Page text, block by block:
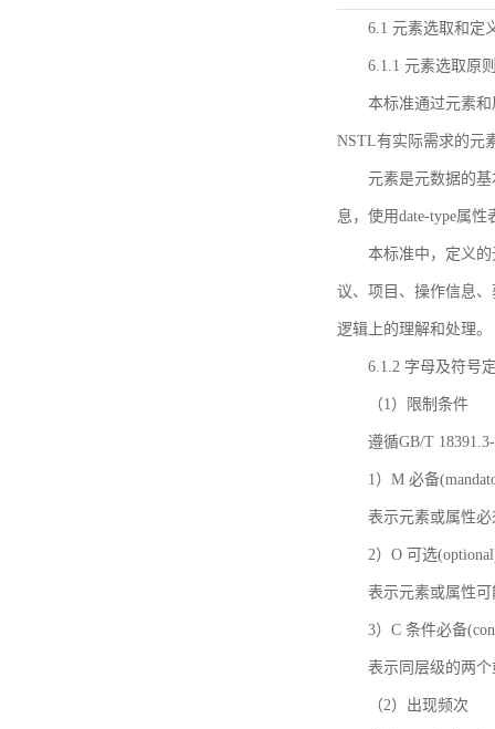
6.1 元素选取和定
6.1.1 元素选取原
本标准通过元素
NSTL有实际需求的元
元素是元数据的
息，使用date-type属
本标准中，定义
议、项目、操作信息
逻辑上的理解和处理。
6.1.2 字母及符号
（1）限制条件
遵循GB/T
1）M 必备
表示元素或属性
2）O 可选
表示元素或属性
3）C 条件必备
表示同层级的两
（2）出现频次